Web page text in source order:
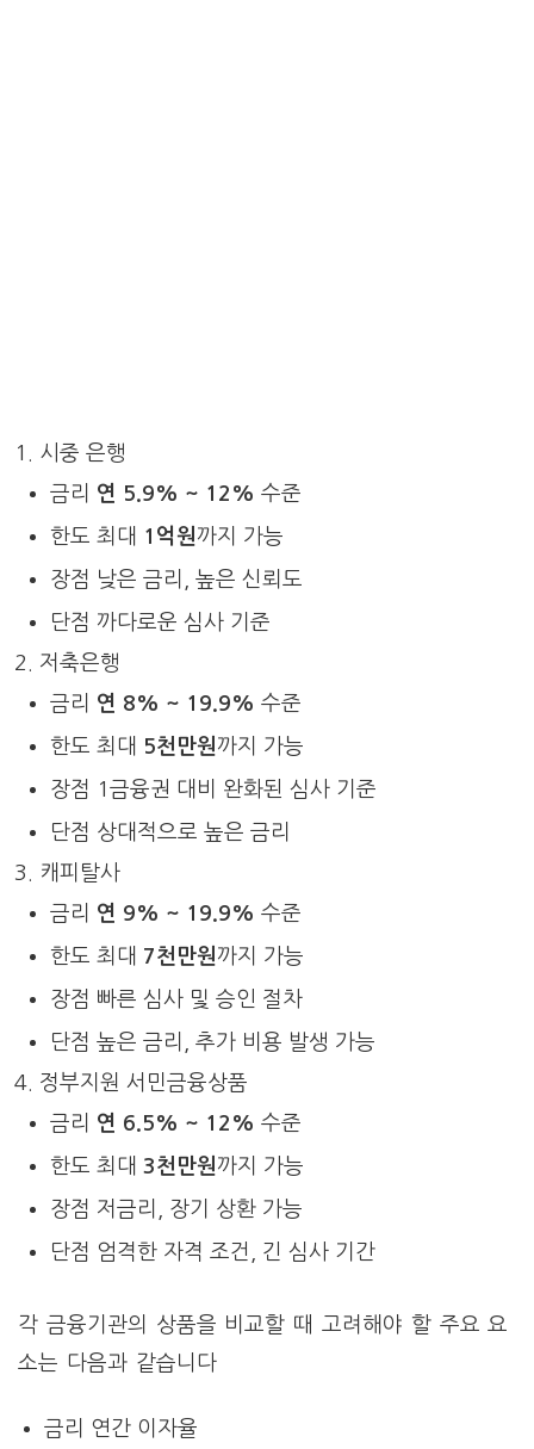
시중 은행
금리 연 5.9% ~ 12% 수준
한도 최대 1억원 까지 가능
장점 낮은 금리, 높은 신뢰도
단점 까다로운 심사 기준
저축은행
금리 연 8% ~ 19.9% 수준
한도 최대 5천만원 까지 가능
장점 1금융권 대비 완화된 심사 기준
단점 상대적으로 높은 금리
캐피탈사
금리 연 9% ~ 19.9% 수준
한도 최대 7천만원 까지 가능
장점 빠른 심사 및 승인 절차
단점 높은 금리, 추가 비용 발생 가능
정부지원 서민금융상품
금리 연 6.5% ~ 12% 수준
한도 최대 3천만원 까지 가능
장점 저금리, 장기 상환 가능
단점 엄격한 자격 조건, 긴 심사 기간
각 금융기관의 상품을 비교할 때 고려해야 할 주요 요
소는 다음과 같습니다
금리 연간 이자율